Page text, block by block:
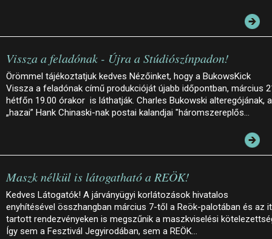
Vissza a feladónak - Újra a Stúdiószínpadon!
Örömmel tájékoztatjuk kedves Nézőinket, hogy a BukowsKick
Vissza a feladónak című produkcióját újabb időpontban, március
hétfőn 19.00 órakor is láthatják. Charles Bukowski alteregójának, a
„hazai” Hank Chinaski-nak postai kalandjai "háromszereplős…
Maszk nélkül is látogatható a REÖK!
Kedves Látogatók! A járványügyi korlátozások hivatalos
enyhítésével összhangban március 7-től a Reök-palotában és az
tartott rendezvényeken is megszűnik a maszkviselési
Így sem a Fesztivál Jegyirodában, sem a REÖK…